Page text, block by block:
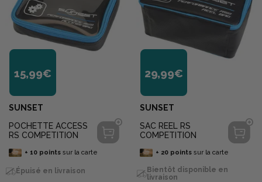
15,99€
SUNSET
POCHETTE ACCESS
RS COMPETITION
+ 10pointssur la carte
Épuisé en livraison
29,99€
SUNSET
SAC REEL RS
COMPETITION
+ 20pointssur la carte
Bientôt disponible en
livraison